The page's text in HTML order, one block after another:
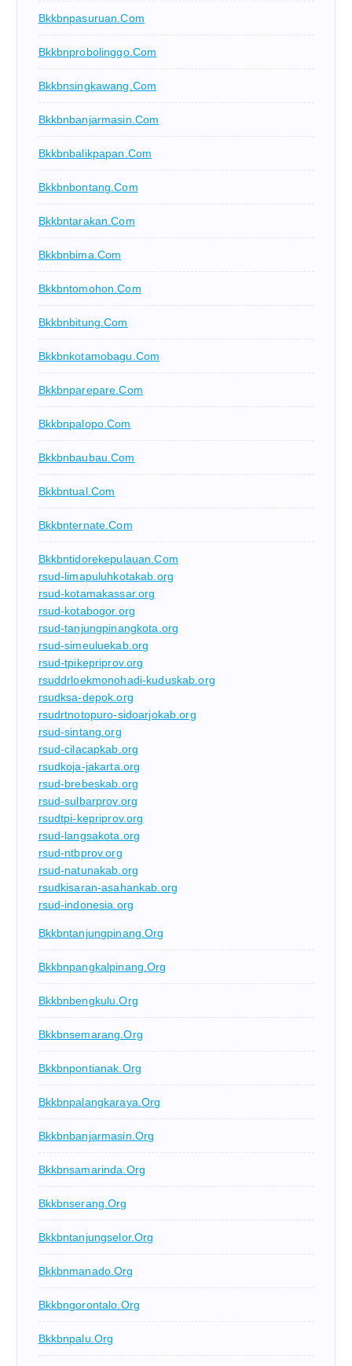
Bkkbnpasuruan.com
Bkkbnprobolinggo.com
Bkkbnsingkawang.com
Bkkbnbanjarmasin.com
Bkkbnbalikpapan.com
Bkkbnbontang.com
Bkkbntarakan.com
Bkkbnbima.com
Bkkbntomohon.com
Bkkbnbitung.com
Bkkbnkotamobagu.com
Bkkbnparepare.com
Bkkbnpalopo.com
Bkkbnbaubau.com
Bkkbntual.com
Bkkbnternate.com
Bkkbntidorekepulauan.com
rsud-limapuluhkotakab.org
rsud-kotamakassar.org
rsud-kotabogor.org
rsud-tanjungpinangkota.org
rsud-simeuluekab.org
rsud-tpikepriprov.org
rsuddrloekmonohadi-kuduskab.org
rsudksa-depok.org
rsudrtnotopuro-sidoarjokab.org
rsud-sintang.org
rsud-cilacapkab.org
rsudkoja-jakarta.org
rsud-brebeskab.org
rsud-sulbarprov.org
rsudtpi-kepriprov.org
rsud-langsakota.org
rsud-ntbprov.org
rsud-natunakab.org
rsudkisaran-asahankab.org
rsud-indonesia.org
Bkkbntanjungpinang.org
Bkkbnpangkalpinang.org
Bkkbnbengkulu.org
Bkkbnsemarang.org
Bkkbnpontianak.org
Bkkbnpalangkaraya.org
Bkkbnbanjarmasin.org
Bkkbnsamarinda.org
Bkkbnserang.org
Bkkbntanjungselor.org
Bkkbnmanado.org
Bkkbngorontalo.org
Bkkbnpalu.org